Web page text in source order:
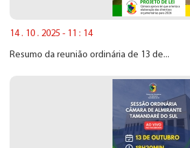
14 . 10 . 2025 - 11 : 14
Resumo da reunião ordinária de 13 de...